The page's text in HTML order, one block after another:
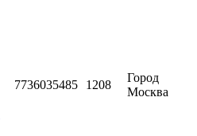
7736035485 1208
Город
Москва